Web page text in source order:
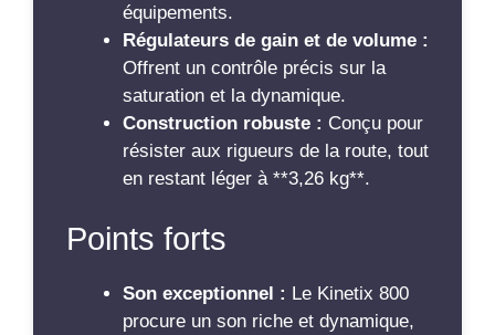
équipements.
Régulateurs de gain et de volume :
Offrent un contrôle précis sur la
saturation et la dynamique.
Construction robuste : Conçu pour
résister aux rigueurs de la route, tout
en restant léger à **3,26 kg**.
Points forts
Son exceptionnel : Le Kinetix 800
procure un son riche et dynamique,